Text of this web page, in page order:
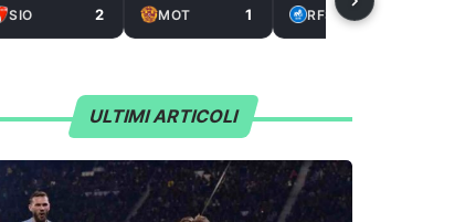
SIO 2 MOT 1 RFS
ULTIMI ARTICOLI